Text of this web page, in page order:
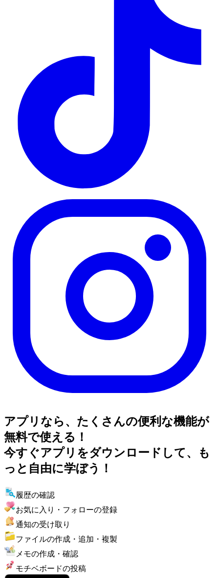
アプリなら、たくさんの便利な機能が
無料で使える！
今すぐアプリをダウンロードして、も
っと自由に学ぼう！
履歴の確認
お気に入り・フォローの登録
通知の受け取り
ファイルの作成・追加・複製
メモの作成・確認
モチベボードの投稿